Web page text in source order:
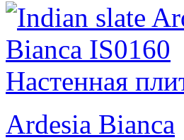
Ardesia Bianca